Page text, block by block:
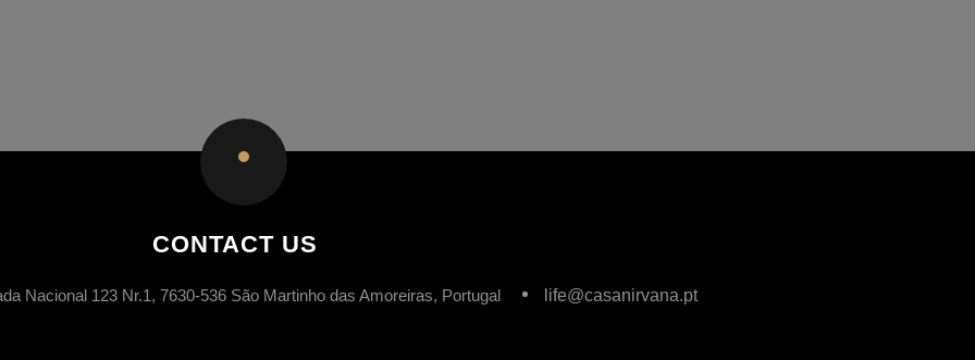
CONTACT US
Nacional 123 Nr.1, 7630-536 São Martinho das Amoreiras, Portugal life@casanirvana.pt